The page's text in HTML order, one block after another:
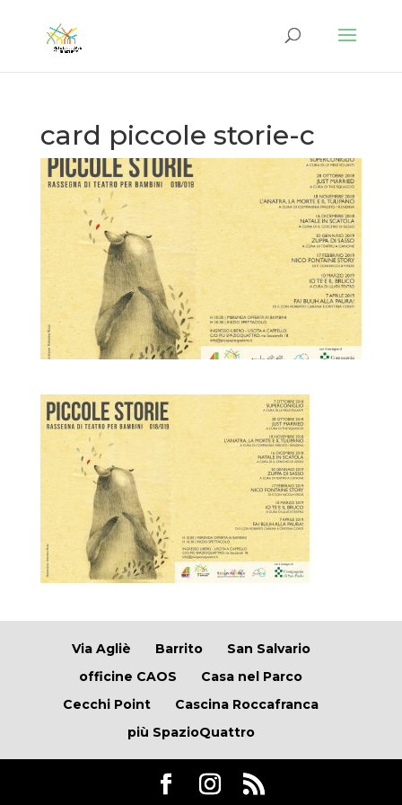
card piccole storie-c
Via Agliè Barrito
San Salvario
officine CAOS
Casa nel Parco
Cecchi Point
Cascina Roccafranca
più SpazioQuattro